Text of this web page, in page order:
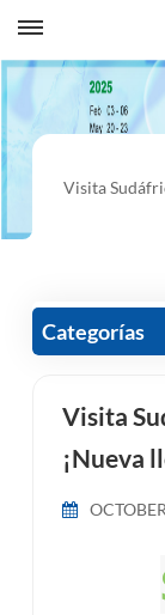
Visita
Categorías
Visita
¡Nueva